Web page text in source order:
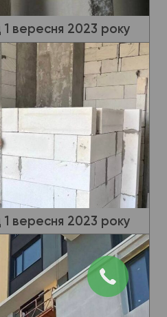
1 вересня 2023 року
1 вересня 2023 року